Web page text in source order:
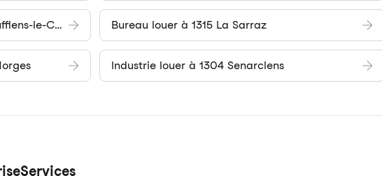
Espace commercial louer à 1134 Vufflens-le-Château Bureau louer à 1315 La Sarraz
Industrie louer à 1304 Senarclens
Services